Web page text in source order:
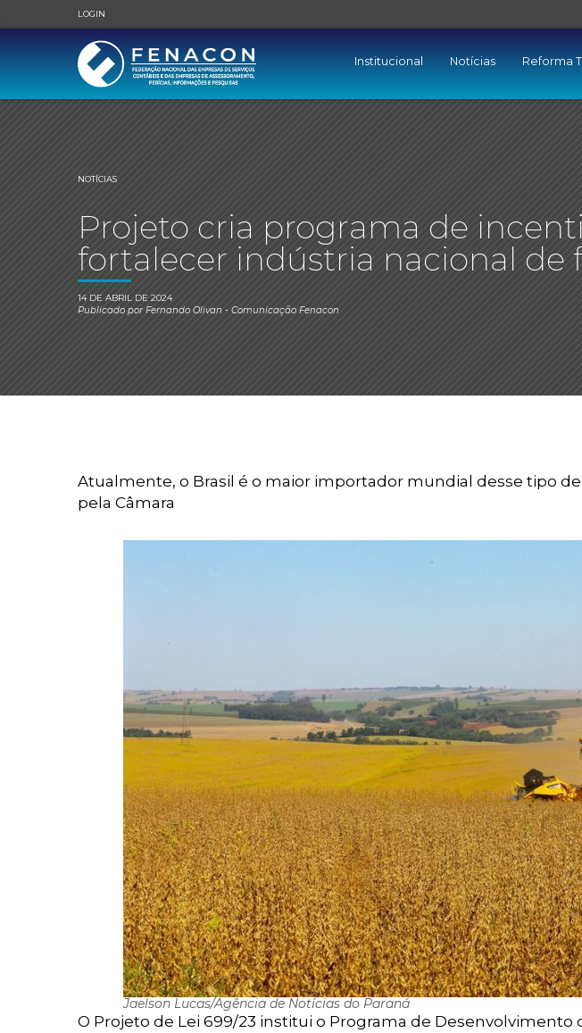
LOGIN
Institucional Notícias Reforma
NOTÍCIAS
Projeto cria programa de
fortalecer indústria nacional de
14 DE ABRIL DE 2024
Publicado porFernando Olivan- Comunicação Fenacon
Atualmente, o Brasil é o maior importador mundial desse tipo
pela Câmara
Jaelson Lucas/Agência de Notícias do Paraná
O Projeto de Lei 699/23 institui o Programa de Desenvolvimento